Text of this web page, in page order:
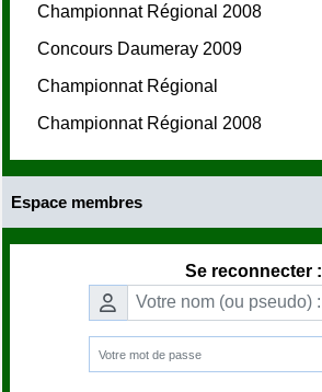
Championnat Régional 2008
Concours Daumeray 2009
Championnat Régional
Championnat Régional 2008
Espace membres
Se reconnecter :